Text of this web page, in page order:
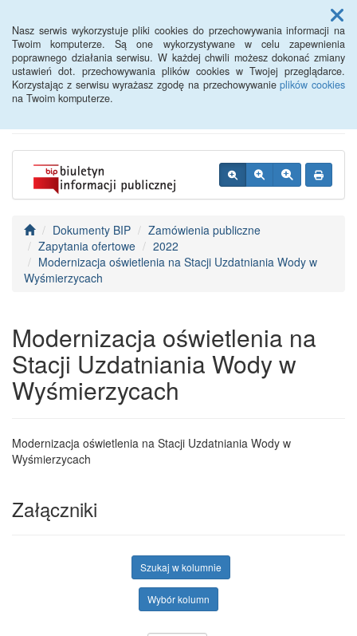
Nasz serwis wykorzystuje pliki cookies do przechowywania informacji na
Twoim komputerze. Są one wykorzystywane w celu zapewnienia
poprawnego działania serwisu. W każdej chwili możesz dokonać zmiany
ustawień dot. przechowywania plików cookies w Twojej przeglądarce.
Korzystając z serwisu wyrażasz zgodę na przechowywanieplików cookies
na Twoim komputerze.
Menu
BIP - Urząd Miejski
Wyśmierzyce
Dokumenty BIP
Zamówienia publiczne
Zapytania ofertowe
2022
Modernizacja oświetlenia na Stacji Uzdatniania Wody w
Wyśmierzycach
Modernizacja oświetlenia na
Stacji Uzdatniania Wody w
Wyśmierzycach
Modernizacja oświetlenia na Stacji Uzdatniania Wody w
Wyśmierzycach
Załączniki
Szukaj w kolumnie
Wybór kolumn